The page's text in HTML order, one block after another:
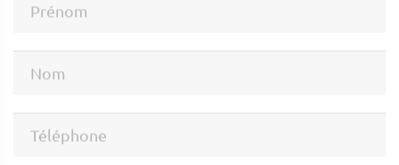
Prénom
Nom
Téléphone